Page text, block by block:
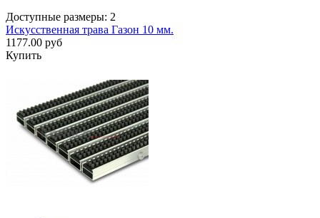
Доступные размеры: 2
Искусственная трава Газон 10 мм.
1177.00 руб
Купить